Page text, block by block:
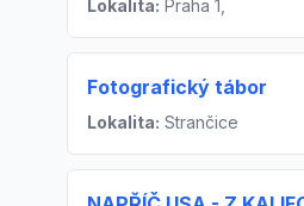
Lokalita: Praha 1,
Fotografický tábor
Lokalita: Strančice